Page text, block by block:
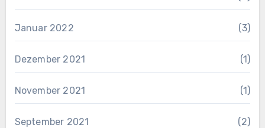
Januar 2022 (3)
Dezember 2021 (1)
November 2021 (1)
September 2021 (2)